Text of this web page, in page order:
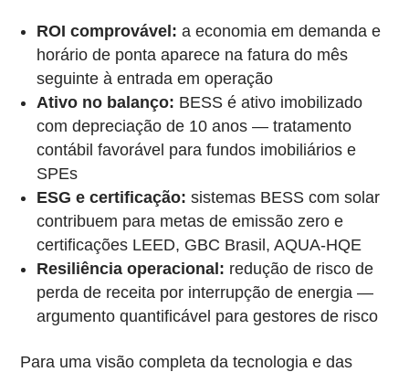
ROI comprovável: a economia em demanda e
horário de ponta aparece na fatura do mês
seguinte à entrada em operação
Ativo no balanço: BESS é ativo imobilizado
com depreciação de 10 anos — tratamento
contábil favorável para fundos imobiliários e
SPEs
ESG e certificação: sistemas BESS com solar
contribuem para metas de emissão zero e
certificações LEED, GBC Brasil, AQUA-HQE
Resiliência operacional: redução de risco de
perda de receita por interrupção de energia —
argumento quantificável para gestores de risco
Para uma visão completa da tecnologia e das